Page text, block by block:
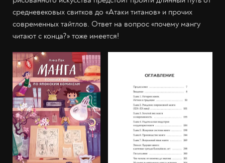
средневековых свитков до «Атаки титанов» и прочих
современных тайтлов. Ответ на вопрос «почему мангу
читают с конца?» тоже имеется!